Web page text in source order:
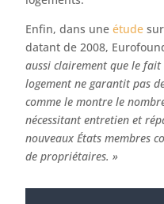
Enfin, dans uneétude
datant de 2008,
aussi clairement que le
logement ne garantit pas
comme le montre le
nécessitant entretien et
nouveaux États membres
de propriétaires. »